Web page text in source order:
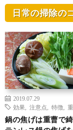
日常の掃除の
2019.07.29
効果
注意点 特徴
鍋の焦げは重曹で